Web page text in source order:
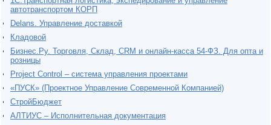
автотранспортом КОРП
Delans. Управление доставкой
Кладовой
Бизнес.Ру. Торговля, Склад, CRM и онлайн-касса 54-ФЗ. Для опта и
розницы
Project Сontrol – система управления проектами
«ПУСК» (Проектное Управление Современной Компанией)
СтройБюджет
АЛТИУС – Исполнительная документация